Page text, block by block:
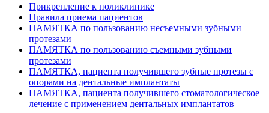
Прикрепление к поликлинике
Правила приема пациентов
ПАМЯТКА по пользованию несъемными зубными
протезами
ПАМЯТКА по пользованию съемными зубными
протезами
ПАМЯТКА, пациента получившего зубные протезы с
опорами на дентальные имплантаты
ПАМЯТКА, пациента получившего стоматологическое
лечение с применением дентальных имплантатов